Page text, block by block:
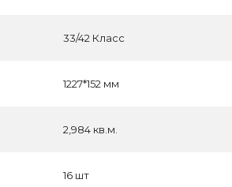
33/42 Класс
1227*152 мм
2,984 кв.м.
16 шт